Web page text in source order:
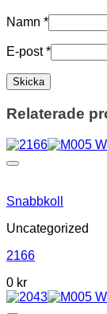
Namn *
E-post*
Relaterade
Snabbkoll
Uncategorized
2166
0 kr